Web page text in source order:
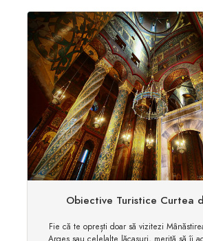
Obiective Turistice Curtea
Fie că te oprești doar să vizitezi